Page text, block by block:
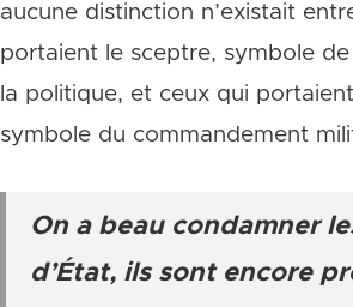
aucune distinction n’existait
portaient le sceptre, symbole
la politique, et ceux qui portaient
symbole du commandement
On a beau condamner
d’État, ils sont encore